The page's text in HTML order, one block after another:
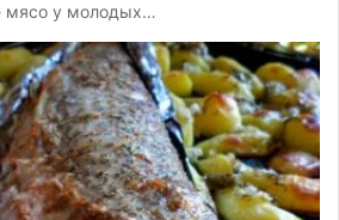
мясо у молодых…